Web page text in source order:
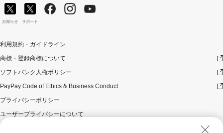
お知らせ サポート
利用規約・ガイドライン
商標・登録商標について
ソフトバンク人権ポリシー
PayPay Code of Ethics & Business Conduct
プライバシーポリシー
ユーザープライバシーについて